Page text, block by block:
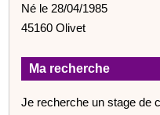
Né le 28/04/1985
45160 Olivet
Ma recherche
Je recherche un stage de